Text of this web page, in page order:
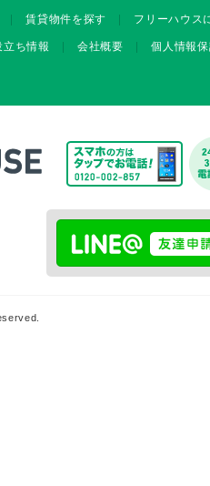
賃貸物件を探す フリーハウス
立ち情報 会社概要 個人情報